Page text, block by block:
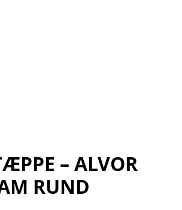
– ALVOR
RUND